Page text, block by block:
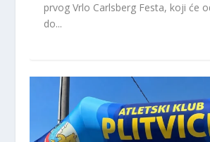
prvog Vrlo Carlsberg Festa, koji će
do...